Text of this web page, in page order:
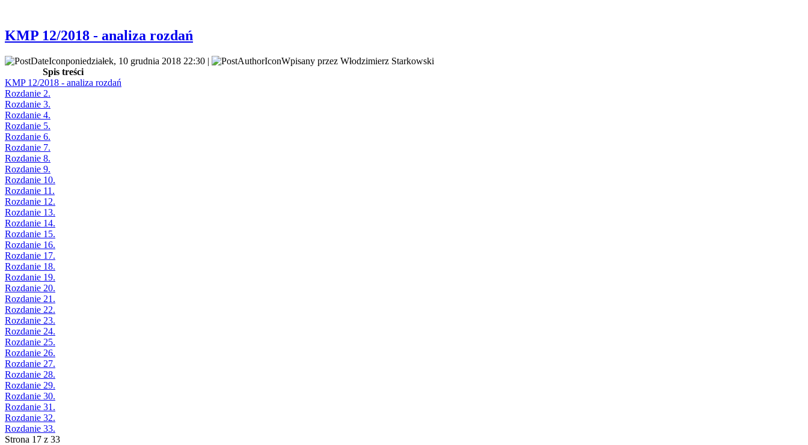
KMP 12/2018 - analiza rozdań
poniedziałek, 10 grudnia 2018 22:30 |
Wpisany przez Włodzimierz Starkowski
Spis treści
KMP 12/2018 - analiza rozdań
Rozdanie 2.
Rozdanie 3.
Rozdanie 4.
Rozdanie 5.
Rozdanie 6.
Rozdanie 7.
Rozdanie 8.
Rozdanie 9.
Rozdanie 10.
Rozdanie 11.
Rozdanie 12.
Rozdanie 13.
Rozdanie 14.
Rozdanie 15.
Rozdanie 16.
Rozdanie 17.
Rozdanie 18.
Rozdanie 19.
Rozdanie 20.
Rozdanie 21.
Rozdanie 22.
Rozdanie 23.
Rozdanie 24.
Rozdanie 25.
Rozdanie 26.
Rozdanie 27.
Rozdanie 28.
Rozdanie 29.
Rozdanie 30.
Rozdanie 31.
Rozdanie 32.
Rozdanie 33.
Strona 17 z 33